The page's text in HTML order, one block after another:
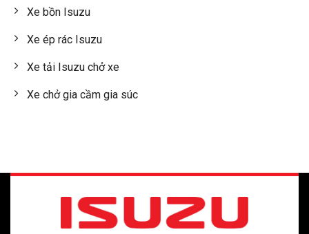
Xe bồn Isuzu
Xe ép rác Isuzu
Xe tải Isuzu chở xe
Xe chở gia cầm gia súc